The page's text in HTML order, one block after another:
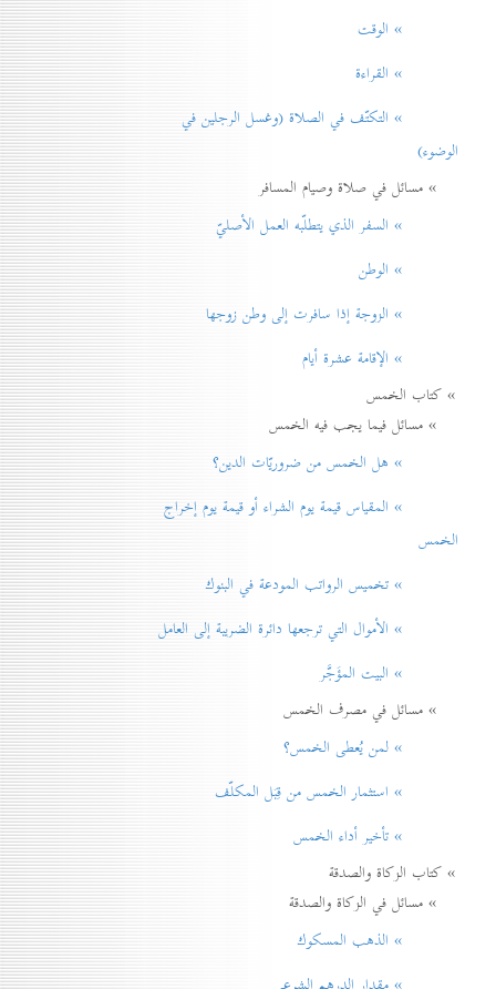
» الوقت
» القراءة
» التكتّف في الصلاة (وغسل الرجلين في
الوضوء)
» مسائل في صلاة وصيام المسافر
» السفر الذي يتطلّبه العمل الأصليّ
» الوطن
» الزوجة إذا سافرت إلی وطن زوجها
» الإقامة عشرة أيام
» كتاب الخمس
» مسائل فيما يجب فيه الخمس
» هل الخمس من ضروريّات الدين؟
» المقياس قيمة يوم الشراء أو قيمة يوم إخراج
الخمس
» تخميس الرواتب المودعة في البنوك
» الأموال التي ترجعها دائرة الضريبة إلی العامل
» البيت المؤَجَّر
» مسائل في مصرف الخمس
» لمن يُعطی الخمس؟
» استثمار الخمس من قِبَل المكلّف
» تأخير أداء الخمس
» كتاب الزكاة والصدقة
» مسائل في الزكاة والصدقة
» الذهب المسكوك